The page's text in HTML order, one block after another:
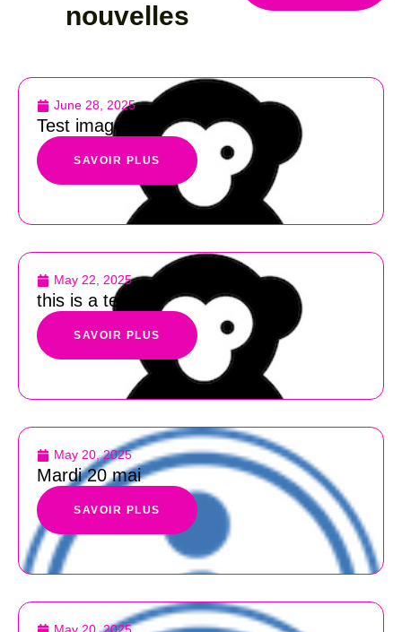
nouvelles
June 28, 2025
Test images
SAVOIR PLUS
May 22, 2025
this is a test
SAVOIR PLUS
May 20, 2025
Mardi 20 mai
SAVOIR PLUS